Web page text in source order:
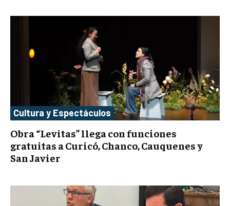
Cultura y Espectáculos
Obra “Levitas” llega con funciones
gratuitas a Curicó, Chanco, Cauquenes y
San Javier